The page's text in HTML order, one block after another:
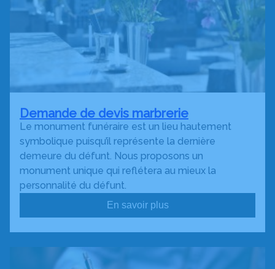
Demande de devis marbrerie
Le monument funéraire est un lieu hautement
symbolique puisqu’il représente la dernière
demeure du défunt. Nous proposons un
monument unique qui reflétera au mieux la
personnalité du défunt.
En savoir plus